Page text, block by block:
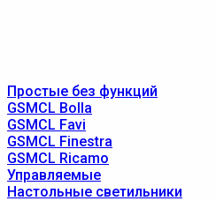
Простые без функций
GSMCL Bolla
GSMCL Favi
GSMCL Finestra
GSMCL Ricamo
Управляемые
Настольные светильники